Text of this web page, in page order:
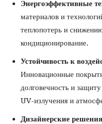
Энергоэффективные
материалов и
теплопотерь и
кондиционирование.
Устойчивость к
Инновационные
долговечность и
UV-излучения и
Дизайнерские решения